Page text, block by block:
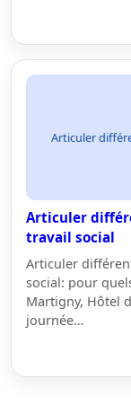
Articuler
Articuler
travail social
Articuler
social: pour
Martigny, Hôtel
journée…